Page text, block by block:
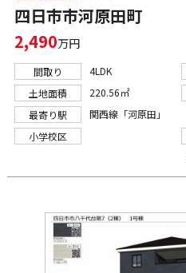
四日市市河原田町
2,490万円
間取り 4LDK
土地面積
220.56㎡
最寄り駅
関西線「河原田」
小学校区